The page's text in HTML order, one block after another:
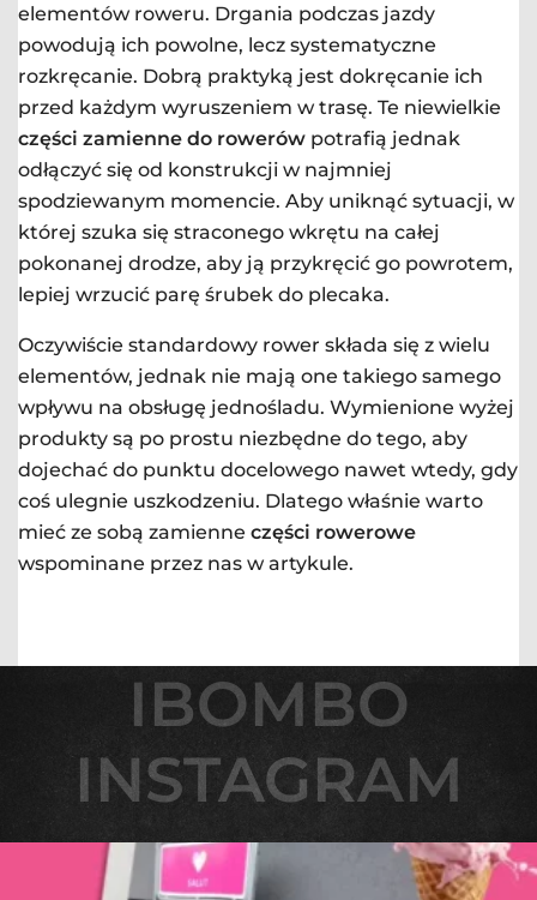
elementów roweru. Drgania podczas jazdy
powodują ich powolne, lecz systematyczne
rozkręcanie. Dobrą praktyką jest dokręcanie ich
przed każdym wyruszeniem w trasę. Te niewielkie
części zamienne do rowerów potrafią jednak
odłączyć się od konstrukcji w najmniej
spodziewanym momencie. Aby uniknąć sytuacji, w
której szuka się straconego wkrętu na całej
pokonanej drodze, aby ją przykręcić go powrotem,
lepiej wrzucić parę śrubek do plecaka.
Oczywiście standardowy rower składa się z wielu
elementów, jednak nie mają one takiego samego
wpływu na obsługę jednośladu. Wymienione wyżej
produkty są po prostu niezbędne do tego, aby
dojechać do punktu docelowego nawet wtedy, gdy
coś ulegnie uszkodzeniu. Dlatego właśnie warto
mieć ze sobą zamienne części rowerowe
wspominane przez nas w artykule.
IBOMBO
INSTAGRAM
IBOMBO
INSTAGRAM